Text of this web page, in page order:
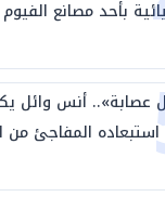
بأحد مصانع الفيوم
عصابة».. أنس وائل
استبعاده المفاجئ من